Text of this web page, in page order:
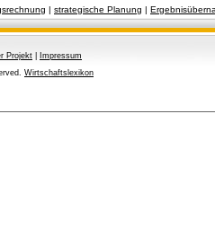
| strategische Planung |
Projekt
Impressum
Wirtschaftslexikon